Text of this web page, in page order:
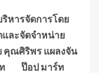
หารจัดการโดย
และจัดจำหน่าย
คุณศิริพร แผลงจัน
ษัท ป๊อป มาร์ท